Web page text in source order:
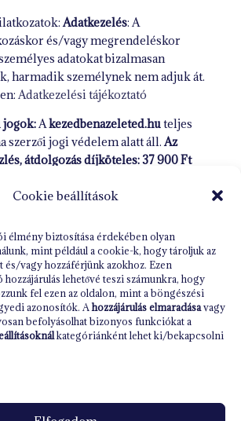
Cookie beállítások
élmény biztosítása érdekében olyan
mint például a cookie-k, hogy tároljuk az
vagy hozzáférjünk azokhoz. Ezen
lehetővé teszi számunkra, hogy
fel ezen az oldalon, mint a böngészési
azonosítók. A hozzájárulás elmaradásavagy
befolyásolhat bizonyos funkciókat a
kategóriánként lehet ki/bekapcsolni
Adatkezelés: A
és/vagy megrendeléskor
adatokat bizalmasan
harmadik személynek nem adjuk át.
Adatkezelési tájékoztató
jogok:Akezedbenazeleted.huteljes
szerzői jogi védelem alatt áll. Az
átdolgozás díjköteles: 37 900 Ft
tájékoztató